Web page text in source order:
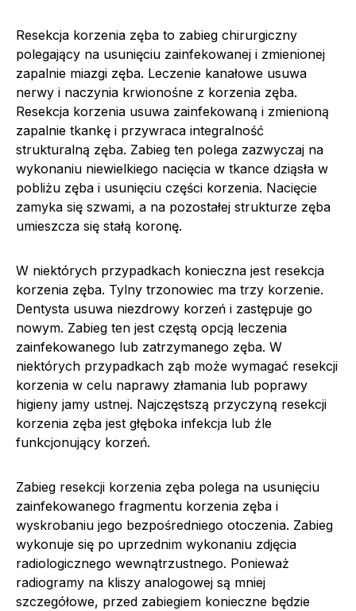
Resekcja korzenia zęba to zabieg chirurgiczny
polegający na usunięciu zainfekowanej i zmienionej
zapalnie miazgi zęba. Leczenie kanałowe usuwa
nerwy i naczynia krwionośne z korzenia zęba.
Resekcja korzenia usuwa zainfekowaną i zmienioną
zapalnie tkankę i przywraca integralność
strukturalną zęba. Zabieg ten polega zazwyczaj na
wykonaniu niewielkiego nacięcia w tkance dziąsła w
pobliżu zęba i usunięciu części korzenia. Nacięcie
zamyka się szwami, a na pozostałej strukturze zęba
umieszcza się stałą koronę.
W niektórych przypadkach konieczna jest resekcja
korzenia zęba. Tylny trzonowiec ma trzy korzenie.
Dentysta usuwa niezdrowy korzeń i zastępuje go
nowym. Zabieg ten jest częstą opcją leczenia
zainfekowanego lub zatrzymanego zęba. W
niektórych przypadkach ząb może wymagać resekcji
korzenia w celu naprawy złamania lub poprawy
higieny jamy ustnej. Najczęstszą przyczyną resekcji
korzenia zęba jest głęboka infekcja lub źle
funkcjonujący korzeń.
Zabieg resekcji korzenia zęba polega na usunięciu
zainfekowanego fragmentu korzenia zęba i
wyskrobaniu jego bezpośredniego otoczenia. Zabieg
wykonuje się po uprzednim wykonaniu zdjęcia
radiologicznego wewnątrzustnego. Ponieważ
radiogramy na kliszy analogowej są mniej
szczegółowe, przed zabiegiem konieczne będzie